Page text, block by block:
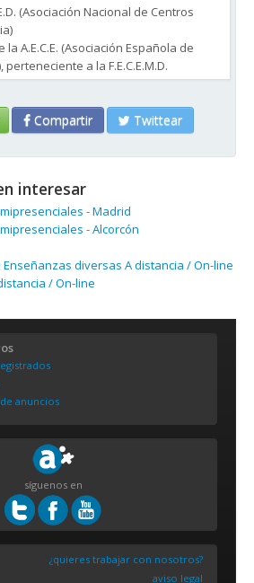
(Asociación Nacional de Centros
A.E.C.E. (Asociación Española de
a la F.E.C.E.M.D.
de Comercio Electrónico y Marketing
Compartir Twittear
interesar
- Madrid
- Alcorcón
diversas A distancia / On-line
/ On-line
anuncios
síguenos en
¿quieres trabajar con nosotros?
aviso legal